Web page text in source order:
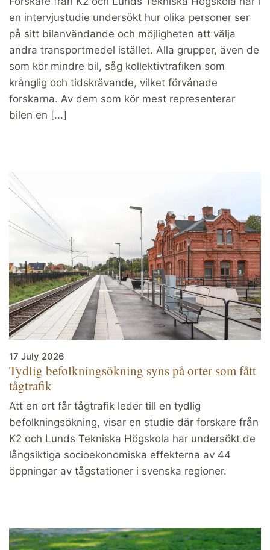
en intervjustudie undersökt hur olika personer ser
på sitt bilanvändande och möjligheten att välja
andra transportmedel istället. Alla grupper, även de
som kör mindre bil, såg kollektivtrafiken som
krånglig och tidskrävande, vilket förvånade
forskarna. Av dem som kör mest representerar
bilen en [...]
17 July 2026
Tydlig befolkningsökning syns på orter som fått
tågtrafik
Att en ort får tågtrafik leder till en tydlig
befolkningsökning, visar en studie där forskare från
K2 och Lunds Tekniska Högskola har undersökt de
långsiktiga socioekonomiska effekterna av 44
öppningar av tågstationer i svenska regioner.